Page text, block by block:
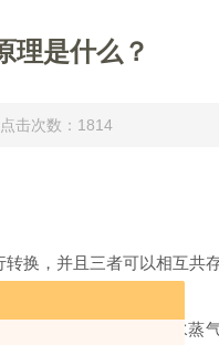
理是什么？
击次数：1814
，并且三者可以相互共
（冰）直接升华为水蒸